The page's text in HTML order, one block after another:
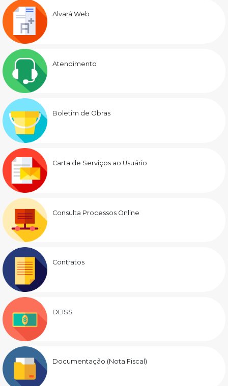
Alvará Web
Atendimento
Boletim de Obras
Carta de Serviços ao Usuário
Consulta Processos Online
Contratos
DEISS
Documentação (Nota Fiscal)